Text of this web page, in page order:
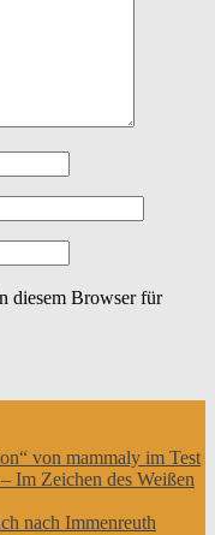
diesem Browser für
von mammaly im Test
Im Zeichen des Weißen
nach Immenreuth